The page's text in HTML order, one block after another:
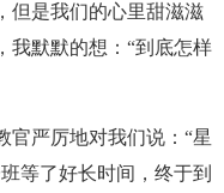
但是我们的心里甜滋滋
我默默的想：“到底怎样
官严厉地对我们说：“星
等了好长时间，终于到